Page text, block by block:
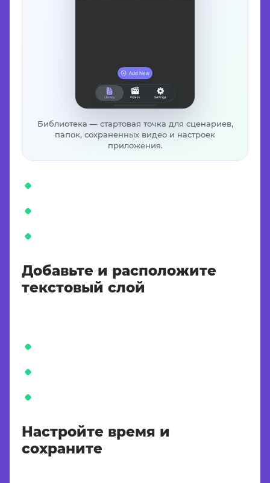
Библиотека — стартовая точка для сценариев,
папок, сохраненных видео и настроек
приложения.
Добавьте и расположите
текстовый слой
Настройте время и
сохраните